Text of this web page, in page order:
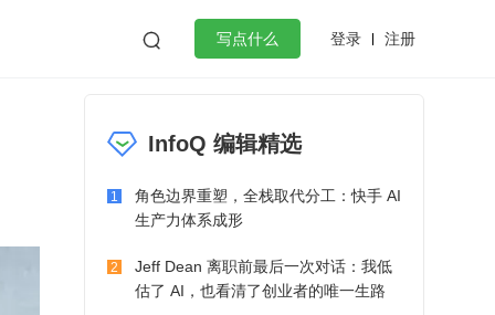
 写点什么 登录 注册
微服务架构 flutter
InfoQ 编辑精选
1
角色边界重塑，全栈取代分工：快手 AI
生产力体系成形
2
Jeff Dean 离职前最后一次对话：我低
估了 AI，也看清了创业者的唯一生路